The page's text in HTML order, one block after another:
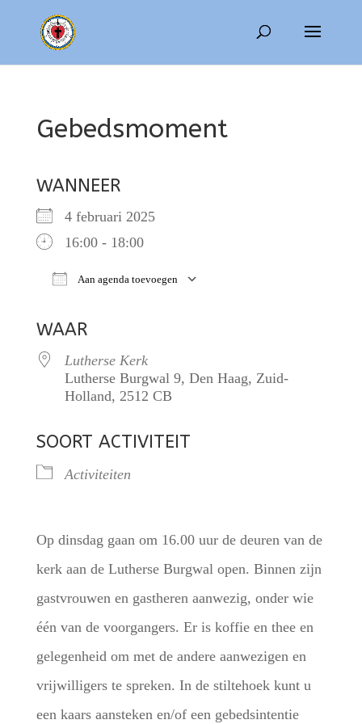
Gebedsmoment
WANNEER
4 februari 2025
16:00 - 18:00
Aan agenda toevoegen
WAAR
Lutherse Kerk
Lutherse Burgwal 9, Den Haag, Zuid-
Holland, 2512 CB
SOORT ACTIVITEIT
Activiteiten
Op dinsdag gaan om 16.00 uur de deuren van de
kerk aan de Lutherse Burgwal open. Binnen zijn
gastvrouwen en gastheren aanwezig, onder wie
één van de voorgangers. Er is koffie en thee en
gelegenheid om met de andere aanwezigen en
vrijwilligers te spreken. In de stiltehoek kunt u
een kaars aansteken en/of een gebedsintentie